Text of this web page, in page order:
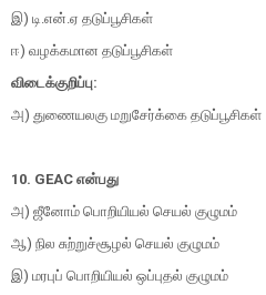
இ) டி.என்.ஏ தடுப்பூசிகள்
ஈ) வழக்கமான தடுப்பூசிகள்
விடைக்குறிப்பு:
அ) துணையலகு மறுசேர்க்கை தடுப்பூசிகள்
10. GEAC என்பது
அ) ஜீனோம் பொறியியல் செயல் குழுமம்
ஆ) நில சுற்றுச்சூழல் செயல் குழுமம்
இ) மரபுப் பொறியியல் ஒப்புதல் குழுமம்